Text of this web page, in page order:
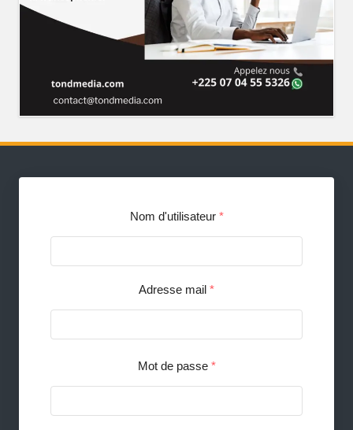
Nom d'utilisateur *
Adresse mail *
Mot de passe *